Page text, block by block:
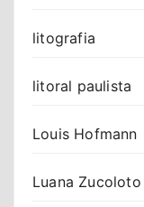
litografia
litoral paulista
Louis Hofmann
Luana Zucoloto